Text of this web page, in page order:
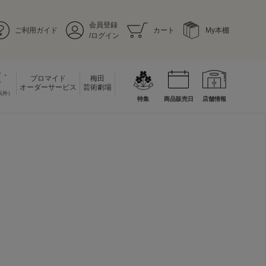
ご利用ガイド
会員登録
/ログイン
カート My本棚
）
ブロマイド
オーダーサービス
梅田
芸術劇場
特集 商品販売日 店舗情報